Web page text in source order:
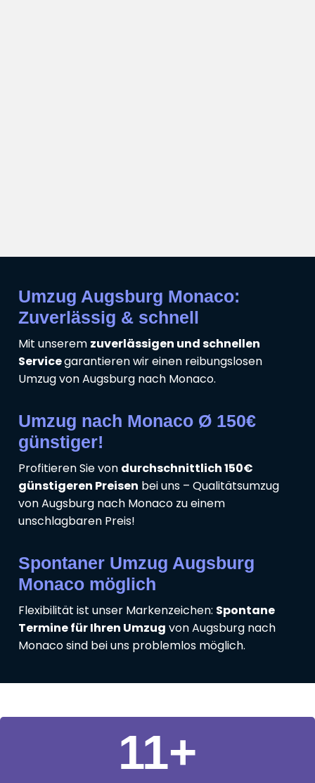
Umzug Augsburg Monaco:
Zuverlässig & schnell
Mit unserem zuverlässigen und schnellen
Servicegarantieren wir einen reibungslosen
Umzug von Augsburg nach Monaco.
Umzug nach Monaco Ø 150€
günstiger!
Profitieren Sie von durchschnittlich 150€
günstigeren Preisen bei uns – Qualitätsumzug
von Augsburg nach Monaco zu einem
unschlagbaren Preis!
Spontaner Umzug Augsburg
Monaco möglich
Flexibilität ist unser Markenzeichen: Spontane
Termine für Ihren Umzug von Augsburg nach
Monaco sind bei uns problemlos möglich.
11+